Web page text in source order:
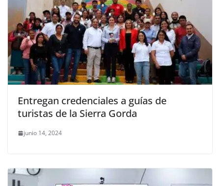
Entregan credenciales a guías de
turistas de la Sierra Gorda
junio 14, 2024